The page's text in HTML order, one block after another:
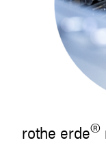
rothe erde®